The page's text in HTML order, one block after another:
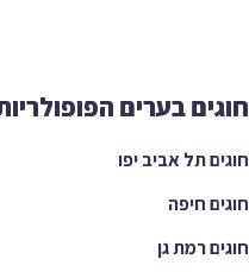
בערים הפופולריות
תל אביב יפו
חיפה
רמת גן